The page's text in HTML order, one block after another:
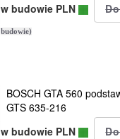
w budowie PLN
budowie)
BOSCH GTA 560
GTS 635-216
w budowie PLN